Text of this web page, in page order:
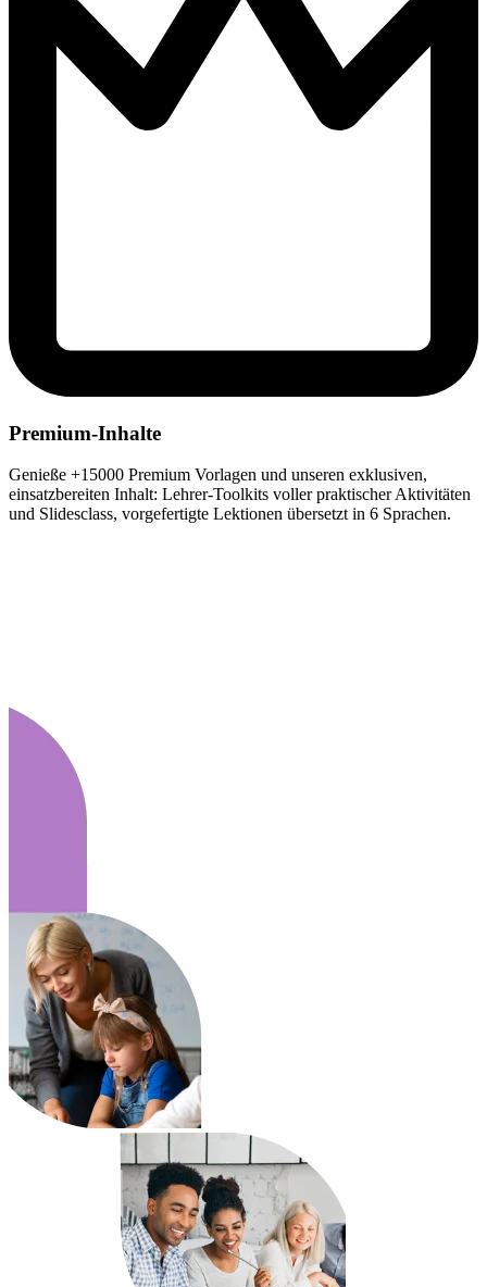
Premium-Inhalte
Genieße +15000 Premium Vorlagen und unseren exklusiven,
einsatzbereiten Inhalt: Lehrer-Toolkits voller praktischer Aktivitäten
und Slidesclass, vorgefertigte Lektionen übersetzt in 6 Sprachen.